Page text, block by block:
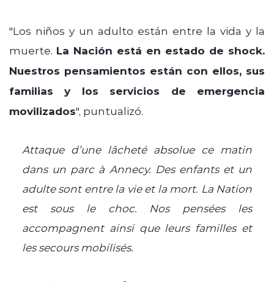
"Los niños y un adulto están entre la vida y la
muerte. La Nación está en estado de shock.
Nuestros pensamientos están con ellos, sus
familias y los servicios de emergencia
movilizados", puntualizó.
Attaque d’une lâcheté absolue ce matin
dans un parc à Annecy. Des enfants et un
adulte sont entre la vie et la mort. La Nation
est sous le choc. Nos pensées les
accompagnent ainsi que leurs familles et
les secours mobilisés.